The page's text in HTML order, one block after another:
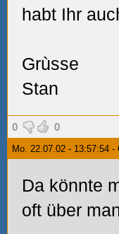
habt Ihr
Grùsse
Stan
0 0
Mo. 22.07.02 - 13:57:54 -
Da könnte
oft über